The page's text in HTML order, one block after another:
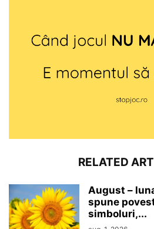
RELATED
August –
spune
simboluri,...